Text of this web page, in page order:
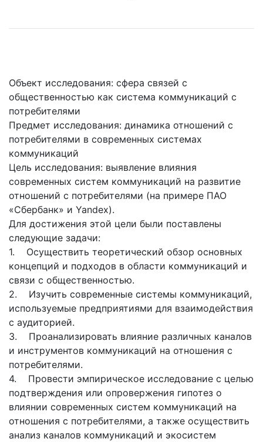
Объект исследования: сфера связей с
общественностью как система коммуникаций с
потребителями
Предмет исследования: динамика отношений с
потребителями в современных системах
коммуникаций
Цель исследования: выявление влияния
современных систем коммуникаций на развитие
отношений с потребителями (на примере ПАО
«Сбербанк» и Yandex).
Для достижения этой цели были поставлены
следующие задачи:
1. Осуществить теоретический обзор основных
концепций и подходов в области коммуникаций и
связи с общественностью.
2. Изучить современные системы коммуникаций,
используемые предприятиями для взаимодействия
с аудиторией.
3. Проанализировать влияние различных каналов
и инструментов коммуникаций на отношения с
потребителями.
4. Провести эмпирическое исследование с целью
подтверждения или опровержения гипотез о
влиянии современных систем коммуникаций на
отношения с потребителями, а также осуществить
анализ каналов коммуникаций и экосистем